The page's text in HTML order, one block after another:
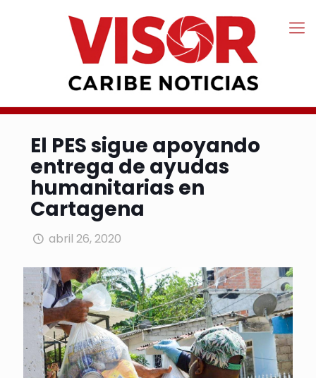
El PES sigue apoyando
entrega de ayudas
humanitarias en
Cartagena
abril 26, 2020